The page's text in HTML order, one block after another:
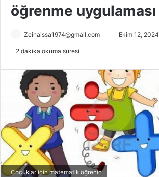
öğrenme uygulaması
Zeinaissa1974@gmail.com
e
-
p
o
s
t
a
Ekim 12, 2024
2 dakika okuma süresi
Çocuklar için matematik öğrenin